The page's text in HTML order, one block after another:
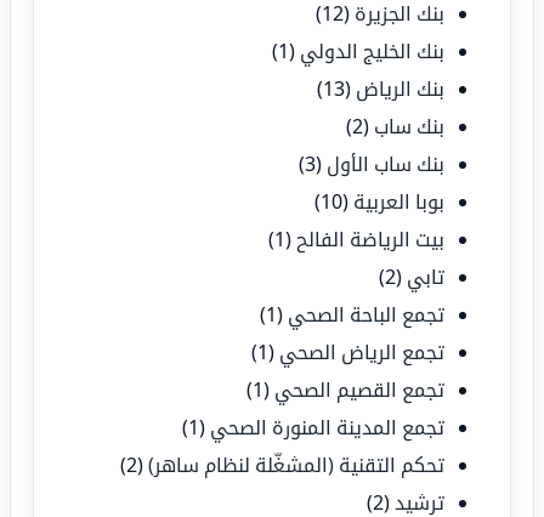
بنك الجزيرة (12)
بنك الخليج الدولي (1)
بنك الرياض (13)
بنك ساب (2)
بنك ساب الأول (3)
بوبا العربية (10)
بيت الرياضة الفالح (1)
تابي (2)
تجمع الباحة الصحي (1)
تجمع الرياض الصحي (1)
تجمع القصيم الصحي (1)
تجمع المدينة المنورة الصحي (1)
تحكم التقنية (المشغّلة لنظام ساهر)(2)
ترشيد(2)